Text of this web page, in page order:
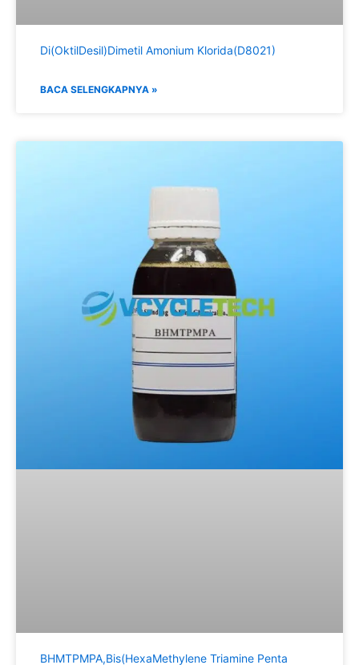
Di(OktilDesil)Dimetil Amonium Klorida(D8021)
BACA SELENGKAPNYA »
BHMTPMPA,Bis(HexaMethylene Triamine Penta